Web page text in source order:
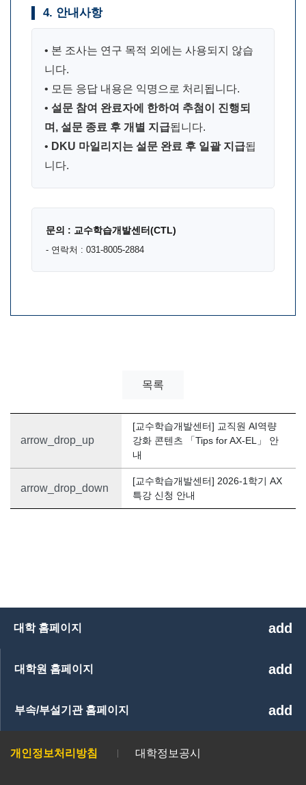
4. 안내사항
• 본 조사는 연구 목적 외에는 사용되지 않습
니다.
• 모든 응답 내용은 익명으로 처리됩니다.
• 설문 참여 완료자에 한하여 추첨이 진행되
며, 설문 종료 후 개별 지급됩니다.
• DKU 마일리지는 설문 완료 후 일괄 지급됩
니다.
문의 : 교수학습개발센터(CTL)
- 연락처 : 031-8005-2884
목록
arrow_drop_up
[교수학습개발센터] 교직원 AI역량
강화 콘텐츠 「Tips for AX-EL」 안
내
arrow_drop_down
[교수학습개발센터] 2026-1학기 AX
특강 신청 안내
대학 홈페이지 add
대학원 홈페이지 add
부속/부설기관 홈페이지 add
개인정보처리방침 대학정보공시